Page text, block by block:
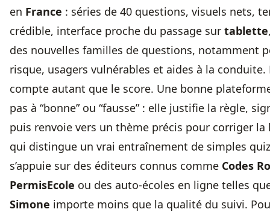
en France : séries de 40 questions, visuels nets,
crédible, interface proche du passage sur tablette
des nouvelles familles de questions, notamment
risque, usagers vulnérables et aides à la
compte autant que le score. Une bonne
pas à “bonne” ou “fausse” : elle justifie la règle,
puis renvoie vers un thème précis pour corriger la
qui distingue un vrai entraînement de simples
s’appuie sur des éditeurs connus comme Codes
PermisEcole ou des auto-écoles en ligne telles
Simone importe moins que la qualité du suivi.